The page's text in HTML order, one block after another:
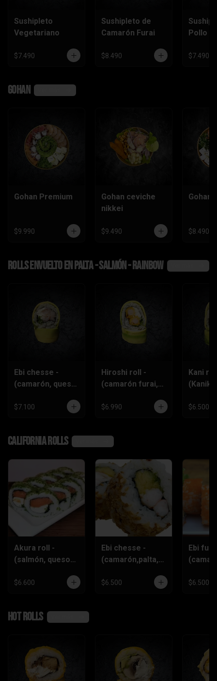
Sushipleto
Vegetariano
$7.490
Sushipleto de
Camarón Furai
$8.490
Pollo
$7.490
Gohan
Gohan Premium
$9.990
Gohan ceviche
nikkei
$9.490
Gohan
$8.490
Rolls envuelto en palta - salmón - rainbow
Ebi chesse -
(camarón, queso
ciboulette)
$7.100
Hiroshi roll -
(camarón furai,
ciboulette)
$6.990
Kani
$6.500
California rolls
Akura roll -
(salmón, queso
,ciboulette)
$6.600
Ebi chesse -
(camarón,palta,q
$6.500
Ebi
$6.500
Hot rolls